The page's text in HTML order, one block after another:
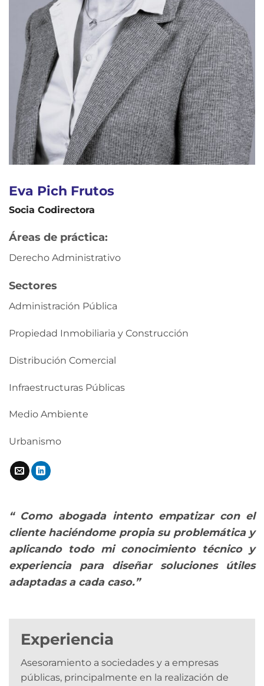
Eva Pich Frutos
Socia Codirectora
Áreas de práctica:
Derecho Administrativo
Sectores
Administración Pública
Propiedad Inmobiliaria y Construcción
Distribución Comercial
Infraestructuras Públicas
Medio Ambiente
Urbanismo
“ Como abogada intento empatizar con el
cliente haciéndome propia su problemática y
aplicando todo mi conocimiento técnico y
experiencia para diseñar soluciones útiles
adaptadas a cada caso.”
Experiencia
Asesoramiento a sociedades y a empresas
públicas, principalmente en la realización de